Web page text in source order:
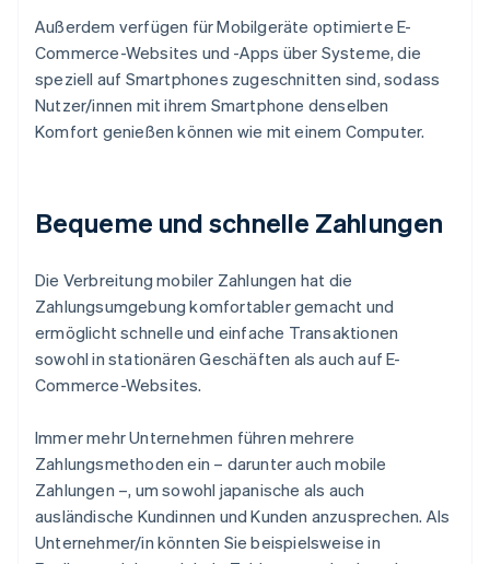
Außerdem verfügen für Mobilgeräte optimierte E-
Commerce-Websites und -Apps über Systeme, die
speziell auf Smartphones zugeschnitten sind, sodass
Nutzer/innen mit ihrem Smartphone denselben
Komfort genießen können wie mit einem Computer.
Bequeme und schnelle Zahlungen
Die Verbreitung mobiler Zahlungen hat die
Zahlungsumgebung komfortabler gemacht und
ermöglicht schnelle und einfache Transaktionen
sowohl in stationären Geschäften als auch auf E-
Commerce-Websites.
Immer mehr Unternehmen führen mehrere
Zahlungsmethoden ein – darunter auch mobile
Zahlungen –, um sowohl japanische als auch
ausländische Kundinnen und Kunden anzusprechen. Als
Unternehmer/in könnten Sie beispielsweise in